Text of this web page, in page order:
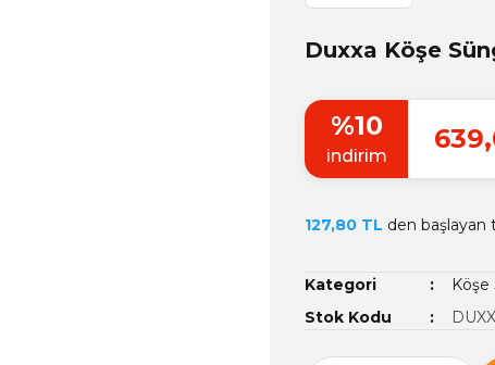
Duxxa Köşe
%10
indirim
127,80 TL den başlayan
Kategori
Stok Kodu